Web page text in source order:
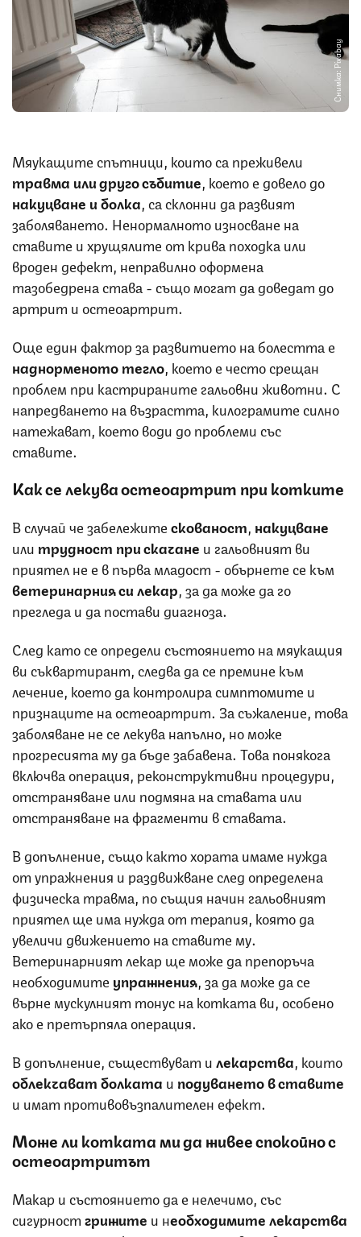
Снимка: Pixabay
Мяукащите спътници, които са преживели
травма или друго събитие , което е довело до
накуцване и болка , са склонни да развият
заболяването. Ненормалното износване на
ставите и хрущялите от крива походка или
вроден дефект, неправилно оформена
тазобедрена става - също могат да доведат до
артрит и остеоартрит.
Още един фактор за развитието на болестта е
наднорменото тегло , което е често срещан
проблем при кастрираните гальовни животни. С
напредването на възрастта, килограмите силно
натежават, което води до проблеми със
ставите.
Как се лекува остеоартрит при котките
В случай че забележитескованост накуцване
или трудност при скачане и гальовният ви
приятел не е в първа младост - обърнете се към
ветеринарния си лекар , за да може да го
прегледа и да постави диагноза.
След като се определи състоянието на мяукащия
ви съквартирант, следва да се премине към
лечение, което да контролира симптомите и
признаците на остеоартрит. За съжаление, това
заболяване не се лекува напълно, но може
прогресията му да бъде забавена. Това понякога
включва операция, реконструктивни процедури,
отстраняване или подмяна на ставата или
отстраняване на фрагменти в ставата.
В допълнение, също както хората имаме нужда
от упражнения и раздвижване след определена
физическа травма, по същия начин гальовният
приятел ще има нужда от терапия, която да
увеличи движението на ставите му.
Ветеринарният лекар ще може да препоръча
необходимите упражнения , за да може да се
върне мускулният тонус на котката ви, особено
ако е претърпяла операция.
В допълнение, съществуват и лекарства , които
облекчават болката и подуването в ставите
и имат противовъзпалителен ефект.
Може ли котката ми да живее спокойно с
остеоартритът
Макар и състоянието да е нелечимо, със
сигурностгрижите и необходимите лекарства